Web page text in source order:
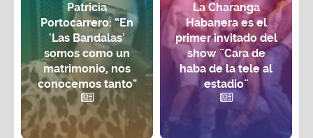
Patricia
Portocarrero: “En
'Las Bandalas'
somos como un
matrimonio, nos
conocemos tanto"
La Charanga
Habanera es el
primer invitado del
show ¨Cara de
haba de la tele al
estadio¨